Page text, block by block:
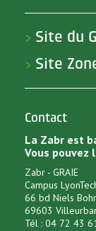
> Site du
> Site
Contact
La Zabr est
Vous pouvez
Zabr - GRAIE
Campus
66 bd Niels
69603
Tél : 04 72 43